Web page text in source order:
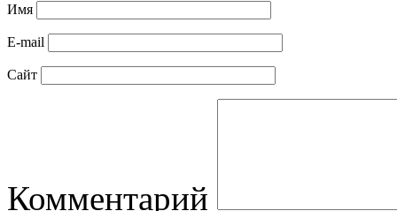
Имя
E-mail
Сайт
Комментарий